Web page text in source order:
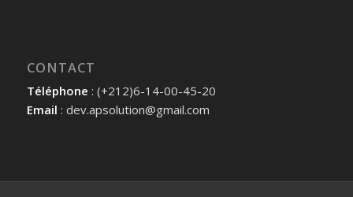
CONTACT
Téléphone : (+212)6-14-00-45-20
Email : dev.apsolution@gmail.com